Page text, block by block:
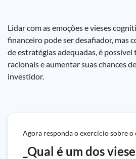
Lidar com as emoções e vieses
financeiro pode ser desafiador, mas
de estratégias adequadas, é possível
racionais e aumentar suas chances
investidor.
Agora responda o exercício sobre o
_Qual é um dos